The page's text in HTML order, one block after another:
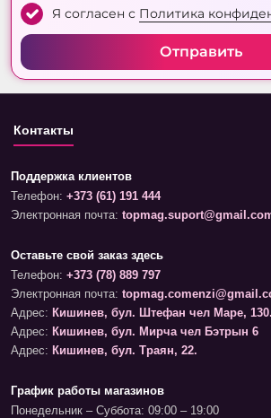
Я согласен с Политика
Отправить
Контакты
Поддержка клиентов
Телефон: +373 (61) 191 444
Электронная почта:
Оставьте свой заказ здесь
Телефон: +373 (78) 889 797
Электронная почта:
Адрес: Кишинев, бул. Штефан чел Маре, 130.
Адрес: Кишинев, бул. Мирча чел Бэтрын 6
Адрес: Кишинев, бул. Траян, 22.
График работы магазинов
Понедельник – Суббота: 09:00 – 19:00